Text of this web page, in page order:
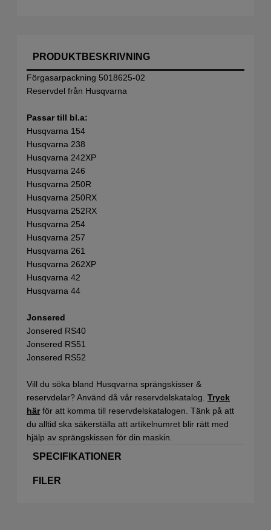
PRODUKTBESKRIVNING
Förgasarpackning 5018625-02
Reservdel från Husqvarna
Passar till bl.a:
Husqvarna 154
Husqvarna 238
Husqvarna 242XP
Husqvarna 246
Husqvarna 250R
Husqvarna 250RX
Husqvarna 252RX
Husqvarna 254
Husqvarna 257
Husqvarna 261
Husqvarna 262XP
Husqvarna 42
Husqvarna 44
Jonsered
Jonsered RS40
Jonsered RS51
Jonsered RS52
Vill du söka bland Husqvarna sprängskisser &
reservdelar? Använd då vår reservdelskatalog. Tryck
härför att komma till reservdelskatalogen. Tänk på att
du alltid ska säkerställa att artikelnumret blir rätt med
hjälp av sprängskissen för din maskin.
SPECIFIKATIONER
FILER